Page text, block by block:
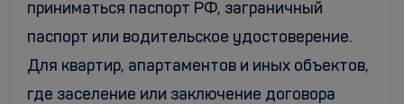
приниматься паспорт РФ, заграничный
паспорт или водительское удостоверение.
Для квартир, апартаментов и иных объектов,
где заселение или заключение договора